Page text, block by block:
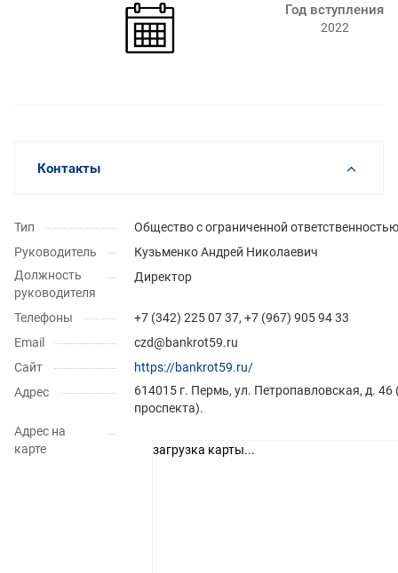
Год вступления
2022
Контакты
Тип
Общество с ограниченной ответственностью
Руководитель
Кузьменко Андрей Николаевич
Должность
руководителя
Директор
Телефоны
+7 (342) 225 07 37, +7 (967) 905 94 33
Email
czd@bankrot59.ru
Сайт
https://bankrot59.ru/
Адрес
614015 г. Пермь, ул. Петропавловская, д.
проспекта).
Адрес на
карте
загрузка карты...